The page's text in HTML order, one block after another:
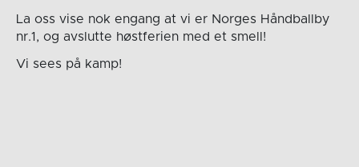
La oss vise nok engang at vi er Norges Håndballby
nr.1, og avslutte høstferien med et smell!
Vi sees på kamp!